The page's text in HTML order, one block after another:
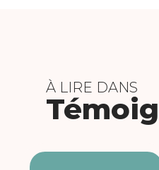
À LIRE DANS